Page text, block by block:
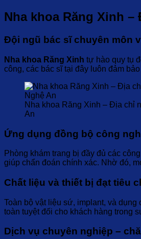
Nha khoa Răng Xinh
Đội ngũ bác sĩ chuyên môn
Nha khoa Răng Xinh tự hào quy tụ
công, các bác sĩ tại đây luôn đảm
Nha khoa Răng Xinh – Địa chỉ
An
Ứng dụng đồng bộ công
Phòng khám trang bị đầy đủ các
giúp chẩn đoán chính xác. Nhờ đó,
Chất liệu và thiết bị đạt tiêu
Toàn bộ vật liệu sứ, implant, và dụng
toàn tuyệt đối cho khách hàng trong
Dịch vụ chuyên nghiệp –